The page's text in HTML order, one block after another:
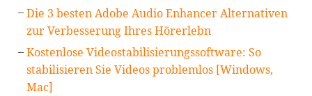
Die 3 besten Adobe Audio Enhancer Alternativen
zur Verbesserung Ihres Hörerlebn
Kostenlose Videostabilisierungssoftware: So
stabilisieren Sie Videos problemlos [Windows,
Mac]